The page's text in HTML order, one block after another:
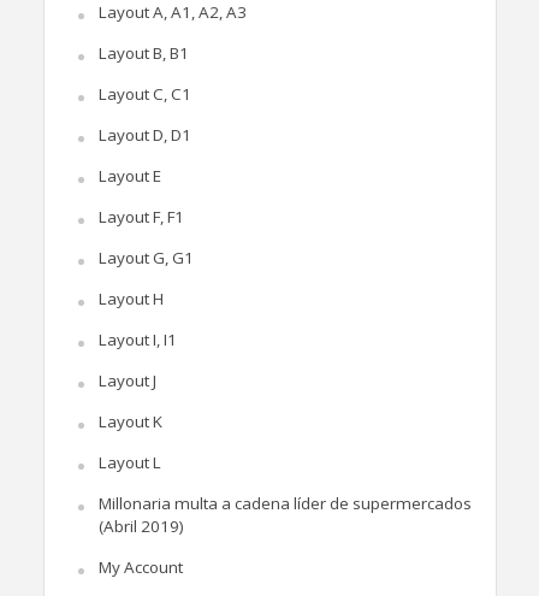
Layout A, A1, A2, A3
Layout B, B1
Layout C, C1
Layout D, D1
Layout E
Layout F, F1
Layout G, G1
Layout H
Layout I, I1
Layout J
Layout K
Layout L
Millonaria multa a cadena líder de supermercados
(Abril 2019)
My Account